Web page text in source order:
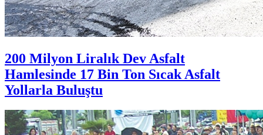
200 Milyon Liralık Dev Asfalt
Hamlesinde 17 Bin Ton Sıcak Asfalt
Yollarla Buluştu